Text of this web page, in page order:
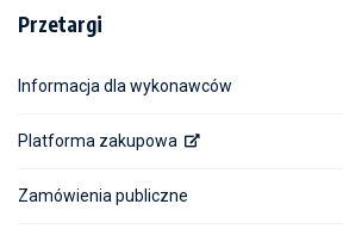
Przetargi
Informacja dla wykonawców
Platforma zakupowa
Zamówienia publiczne